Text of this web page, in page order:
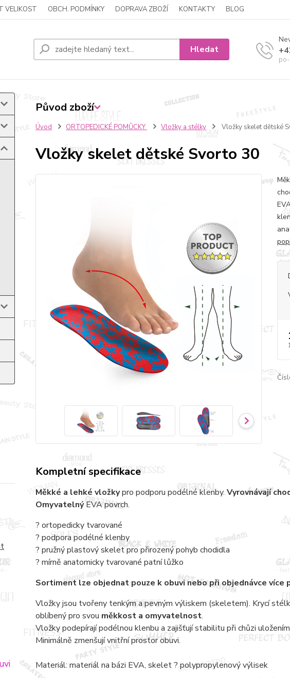
VELIKOST OBCH. PODMÍNKY DOPRAVA ZBOŽÍ KONTAKTY BLOG
Hledat
Úvod ORTOPEDICKÉ POMŮCKY Vložky a stélky Vložky skelet dětské
Vložky skelet dětské Svorto 30
Kompletní specifikace
Měkké a lehké vložkypro podporu podélné klenby. Vyrovnávají
OmyvatelnýEVA povrch.
? ortopedicky tvarované
? podpora podélné klenby
? pružný plastový skelet pro přirozený pohyb chodidla
? mírně anatomicky tvarované patní lůžko
Sortimentlze objednat pouze k obuvi nebo při objednávce více
Vložky jsou tvořeny tenkým a pevným výliskem (skeletem). Krycí
oblíbený pro svou měkkost a omyvatelnost.
Vložky podepírají podélnou klenbu a zajišťují stabilitu při chůzi
Minimálně zmenšují vnitřní prostor obuvi.
Materiál: materiál na bázi EVA, skelet ? polypropylenový výlisek
Původ zboží